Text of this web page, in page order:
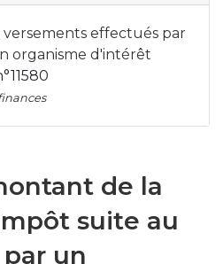
versements effectués par
organisme d'intérêt
de la
suite au
un